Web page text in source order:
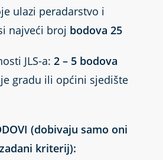
ulazi peradarstvo i
najveći broj bodova 25
JLS-a:2 – 5 bodova
gradu ili općini sjedište
(dobivaju samo oni
kriterij):